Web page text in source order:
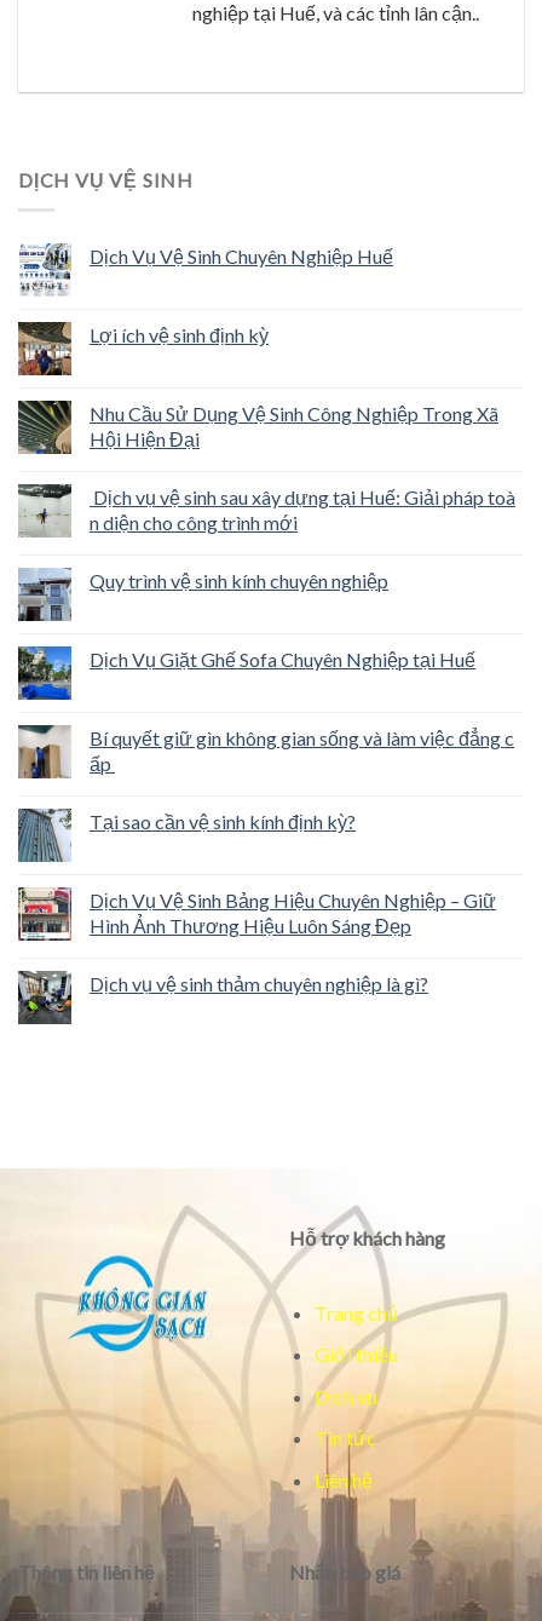
nghiệp tại Huế, và các tỉnh lân cận..
DỊCH VỤ VỆ SINH
Dịch Vụ Vệ Sinh Chuyên Nghiệp Huế
Lợi ích vệ sinh định kỳ
Nhu Cầu Sử Dụng Vệ Sinh Công Nghiệp Trong Xã
Hội Hiện Đại
Dịch vụ vệ sinh sau xây dựng tại Huế: Giải pháp toà
n diện cho công trình mới
Quy trình vệ sinh kính chuyên nghiệp
Dịch Vụ Giặt Ghế Sofa Chuyên Nghiệp tại Huế
Bí quyết giữ gìn không gian sống và làm việc đẳng c
ấp
Tại sao cần vệ sinh kính định kỳ?
Dịch Vụ Vệ Sinh Bảng Hiệu Chuyên Nghiệp – Giữ
Hình Ảnh Thương Hiệu Luôn Sáng Đẹp
Dịch vụ vệ sinh thảm chuyên nghiệp là gì?
Hỗ trợ khách hàng
Trang chủ
Giới thiệu
Dịch vụ
Tin tức
Liên hệ
Thông tin liên hệ Nhận báo giá